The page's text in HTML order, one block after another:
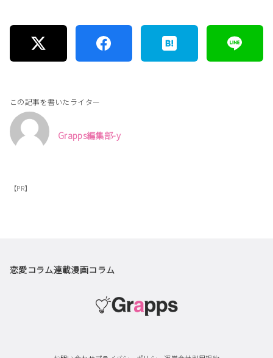
この記事を書いたライター
Grapps編集部-y
【PR】
恋愛コラム連載漫画コラム